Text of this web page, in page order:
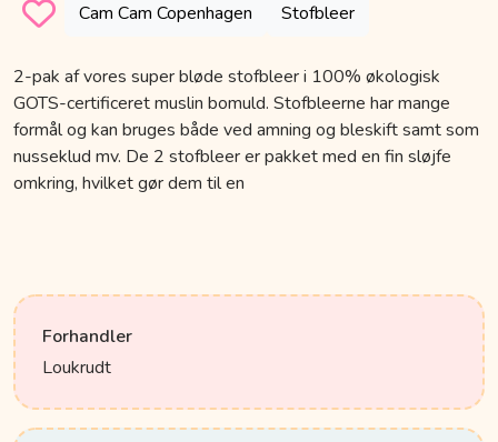
Cam Cam Copenhagen Stofbleer
2-pak af vores super bløde stofbleer i 100% økologisk
GOTS-certificeret muslin bomuld. Stofbleerne har mange
formål og kan bruges både ved amning og bleskift samt som
nusseklud mv. De 2 stofbleer er pakket med en fin sløjfe
omkring, hvilket gør dem til en
Forhandler
Loukrudt